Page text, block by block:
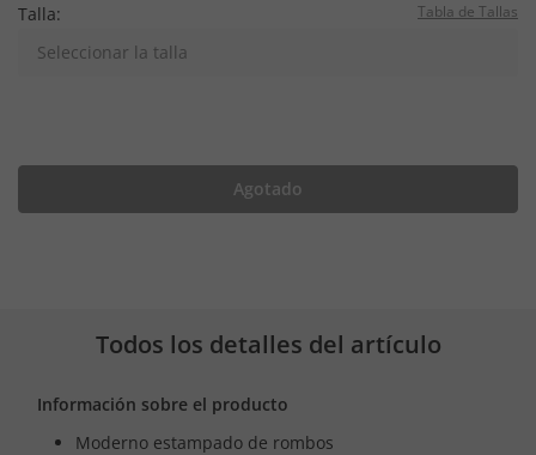
Talla: Tabla de Tallas
Seleccionar la talla
Agotado
Todos los detalles del artículo
Información sobre el producto
Moderno estampado de rombos